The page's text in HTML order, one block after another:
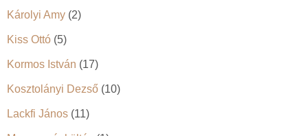
Károlyi Amy (2)
Kiss Ottó (5)
Kormos István (17)
Kosztolányi Dezső (10)
Lackfi János (11)